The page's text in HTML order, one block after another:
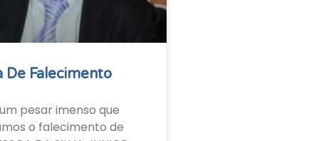
De Falecimento
pesar imenso que
o falecimento de